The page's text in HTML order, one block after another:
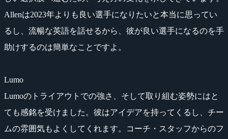
Allenは2023年よりも良い選手になりたいと本当に思ってい
るし、流暢な英語を話せるから、彼が良い選手になるのを手
助けするのは簡単なことですよ。
Lumo
Lumoのトライアウトでの強さ、そして取り組む姿勢にはと
ても感銘を受けました。彼はアイデアを持ってくるし、チー
ムの雰囲気もよくしてくれます。コーチ・スタッフからのフ